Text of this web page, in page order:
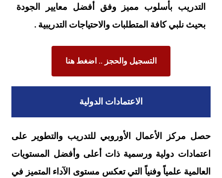
التدريب بأسلوب مميز وفق أفضل معايير الجودة
بحيث نلبي كافة المتطلبات والاحتياجات التدريبية .
التسجيل والحجز .. اضغط هنا
الاعتمادات الدولية
حصل مركز الأعمال الأوروبي للتدريب والتطوير على
اعتمادات دولية ورسمية ذات أعلى وأفضل المستويات
العالمية علمياً وفنياً التي تعكس مستوى الآداء المتميز في